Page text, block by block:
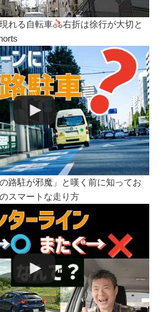
れる自転車
右折は徐行が大切と
路駐が邪魔」と嘆く前に知ってお
スマートな走り方